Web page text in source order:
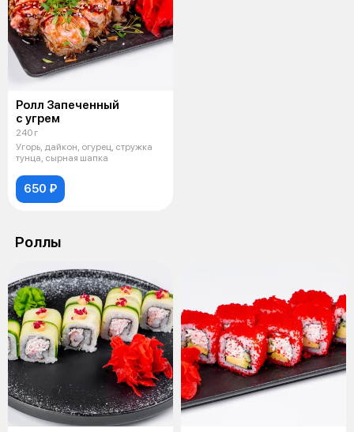
Ролл Запеченный
с угрем
240 г
Угорь, дайкон, огурец, стружка
тунца, сырная шапка
650 ₽
Роллы